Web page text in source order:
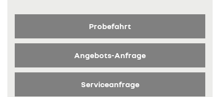
Probefahrt
Angebots-Anfrage
Serviceanfrage